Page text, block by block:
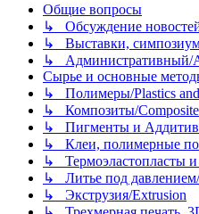
Общие вопросы
↳ Обсуждение новостей
↳ Выставки,
↳ Административный/
Сырье и основные
↳ Полимеры/Plastics
↳ Композиты/
↳ Пигменты и
↳ Клеи, полимерные
↳ Термоэластопласты и
↳ Литье под
↳ Экструзия/Extrusion